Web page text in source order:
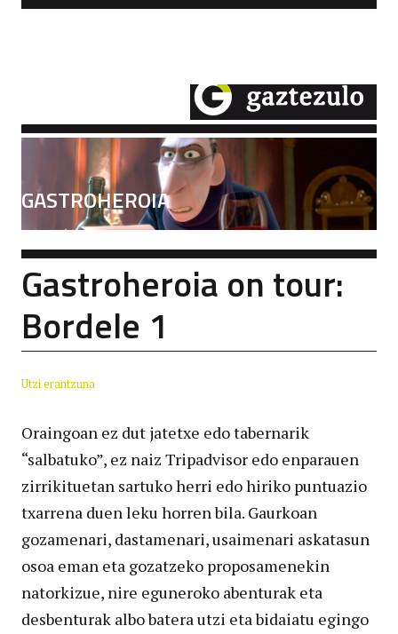
GASTROHEROIA
Gastroheroia on tour:
Bordele 1
Utzi erantzuna
Oraingoan ez dut jatetxe edo tabernarik
“salbatuko”, ez naiz Tripadvisor edo enparauen
zirrikituetan sartuko herri edo hiriko puntuazio
txarrena duen leku horren bila. Gaurkoan
gozamenari, dastamenari, usaimenari askatasun
osoa eman eta gozatzeko proposamenekin
natorkizue, nire eguneroko abenturak eta
desbenturak albo batera utzi eta bidaiatu egingo